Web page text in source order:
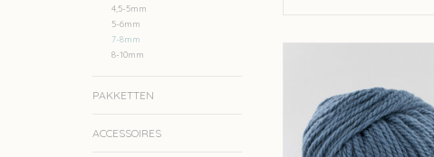
4,5-5mm
5-6mm
7-8mm
8-10mm
PAKKETTEN
ACCESSOIRES